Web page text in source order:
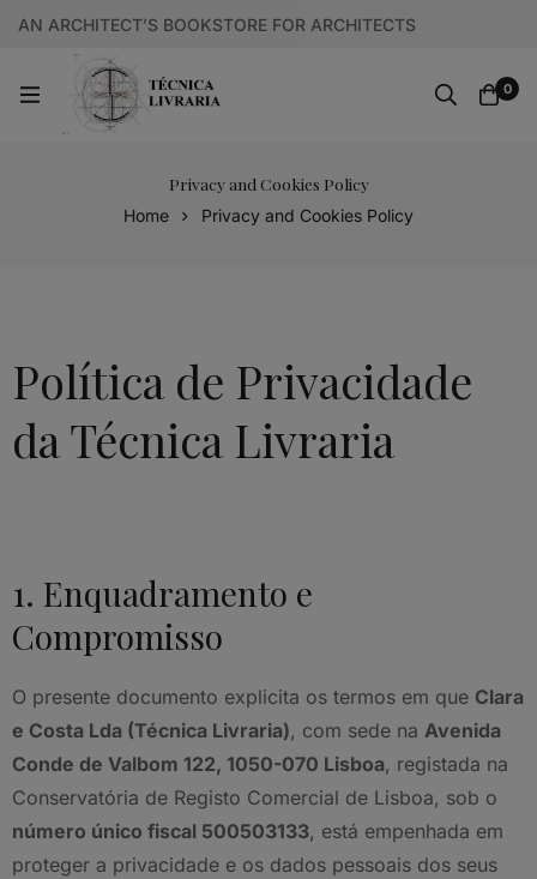
AN ARCHITECT’S BOOKSTORE FOR ARCHITECTS
0
Privacy and Cookies Policy
Home Privacy and Cookies Policy
Política de Privacidade
da Técnica Livraria
1. Enquadramento e
Compromisso
O presente documento explicita os termos em que Clara
e Costa Lda (Técnica Livraria), com sede na Avenida
Conde de Valbom 122, 1050-070 Lisboa, registada na
Conservatória de Registo Comercial de Lisboa, sob o
número único fiscal 500503133, está empenhada em
proteger a privacidade e os dados pessoais dos seus